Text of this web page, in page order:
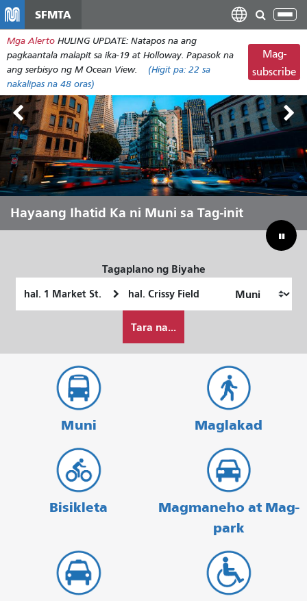
pangunahing
nilalaman
SFMTA
I-
ang
Mga Alerto HULING UPDATE: Natapos na ang
pagkaantala malapit sa ika-19 at Holloway. Papasok na
ang serbisyo ng M Ocean View.
(Higit pa: 22 sa
nakalipas na 48 oras)
Mag-
subscribe
Mga Lupain sa Labas Agosto 7-9
Hayaang Ihatid Ka ni Muni sa Tag-init
Pagtulay sa Ating Badyet para
Mailigtas ang Muni
Tagaplano ng Biyahe
ko
gustong
Tara na...
Muni Maglakad
Bisikleta
Magmaneho at Mag-
park